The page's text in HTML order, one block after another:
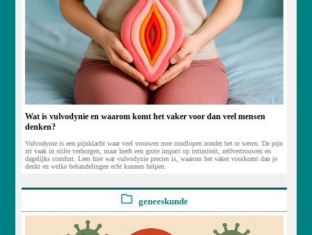
Wat is vulvodynie en waarom komt het vaker voor dan veel mensen
denken?
Vulvodynie is een pijnklacht waar veel vrouwen mee rondlopen zonder het te weten. De pijn
zit vaak in stilte verborgen, maar heeft een grote impact op intimiteit, zelfvertrouwen en
dagelijks comfort. Lees hier wat vulvodynie precies is, waarom het vaker voorkomt dan je
denkt en welke behandelingen echt kunnen helpen.
geneeskunde